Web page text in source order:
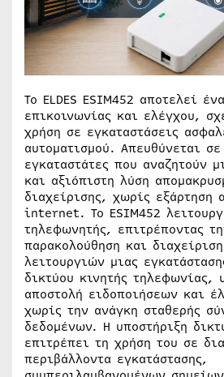
Το ELDES ESIM452 αποτελεί
επικοινωνίας και ελέγχου,
χρήση σε εγκαταστάσεις
αυτοματισμού. Απευθύνεται
εγκαταστάτες που αναζητούν
και αξιόπιστη λύση
διαχείρισης, χωρίς εξάρτηση
internet. Το ESIM452
τηλεφωνητής, επιτρέποντας
παρακολούθηση και
λειτουργιών μιας
δικτύου κινητής τηλεφωνίας,
αποστολή ειδοποιήσεων και
χωρίς την ανάγκη σταθερής
δεδομένων. Η υποστήριξη
επιτρέπει τη χρήση του σε
περιβάλλοντα εγκατάστασης,